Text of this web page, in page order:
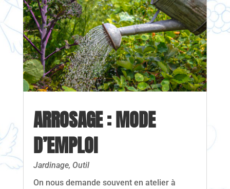
ARROSAGE : MODE
D’EMPLOI
Jardinage, Outil
On nous demande souvent en atelier à